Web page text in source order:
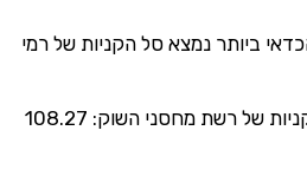
ביותר נמצא סל הקניות של רמי
אל המקום השני הגיע סל הקניות של רשת מחסני השוק: 108.27